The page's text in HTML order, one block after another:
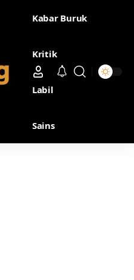
Kabar Buruk
Kritik
Labil
Sains